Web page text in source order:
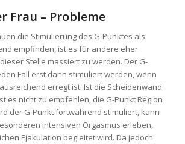
Frau – Probleme
die Stimulierung des G-Punktes als
empfinden, ist es für andere eher
Stelle massiert zu werden. Der G-
Fall erst dann stimuliert werden, wenn
erregt ist. Ist die Scheidenwand
es nicht zu empfehlen, die G-Punkt Region
der G-Punkt fortwährend stimuliert, kann
intensiven Orgasmus erleben,
Ejakulation begleitet wird. Da jedoch